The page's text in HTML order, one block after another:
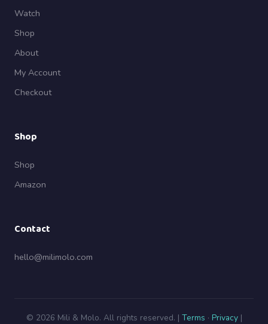
Watch
Shop
About
My Account
Checkout
Shop
Shop
Amazon
Contact
hello@milimolo.com
© 2026 Mili & Molo. All rights reserved. | Terms · Privacy|